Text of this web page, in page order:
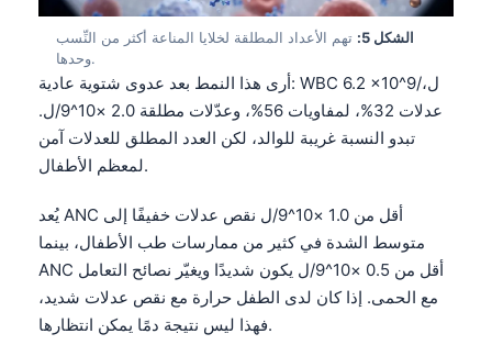
الشكل 5:
تهم الأعداد المطلقة لخلايا المناعة أكثر من النِّسب
وحدها.
أرى هذا النمط بعد عدوى شتوية عادية: WBC 6.2 ×10^9/ل،
عدلات 32%، لمفاويات 56%، وعدّلات مطلقة 2.0 ×10^9/ل.
تبدو النسبة غريبة للوالد، لكن العدد المطلق للعدلات آمن
لمعظم الأطفال.
يُعد ANC أقل من 1.0 ×10^9/ل نقص عدلات خفيفًا إلى
متوسط الشدة في كثير من ممارسات طب الأطفال، بينما
ANC أقل من 0.5 ×10^9/ل يكون شديدًا ويغيّر نصائح التعامل
مع الحمى. إذا كان لدى الطفل حرارة مع نقص عدلات شديد،
فهذا ليس نتيجة دمًا يمكن انتظارها.